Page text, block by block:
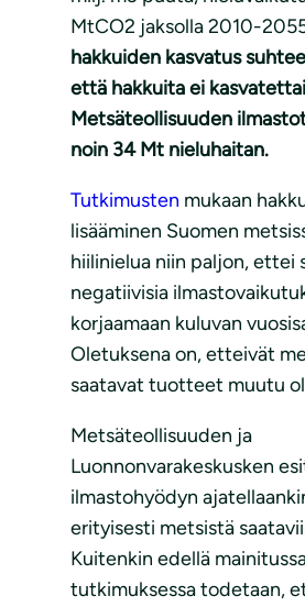
MtCO2 jaksolla 2010-
hakkuiden kasvatus
että hakkuita ei
Metsäteollisuuden
noin 34 Mt nieluhaitan.
Tutkimusten mukaan
lisääminen Suomen
hiilinielua niin paljon, ettei
negatiivisia
korjaamaan kuluvan
Oletuksena on, etteivät
saatavat tuotteet muutu
Metsäteollisuuden ja
Luonnonvarakeskusken
ilmastohyödyn
erityisesti metsistä
Kuitenkin edellä
tutkimuksessa todetaan,